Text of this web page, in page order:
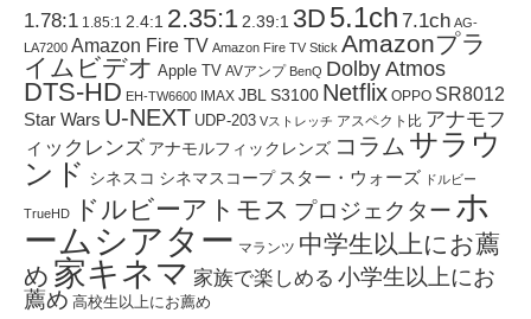
1.78:1 1.85:1 2.4:1 2.35:12.39:1 3D 5.1ch 7.1ch AG-
LA7200 Amazon Fire TV Amazon Fire TV Stick Amazonプラ
イムビデオ Apple TV AVアンプ BenQ Dolby Atmos
DTS-HD EH-TW6600 IMAX JBL S3100 Netflix OPPO SR8012
Star Wars U-NEXT UDP-203 Vストレッチ アスペクト比 アナモフ
ィックレンズ アナモルフィックレンズ コラム サラウ
ンド シネスコ シネマスコープ スター・ウォーズ ドルビー
TrueHD ドルビーアトモス プロジェクター ホ
ームシアター マランツ 中学生以上にお薦
め 家キネマ 家族で楽しめる 小学生以上にお
薦め 高校生以上にお薦め